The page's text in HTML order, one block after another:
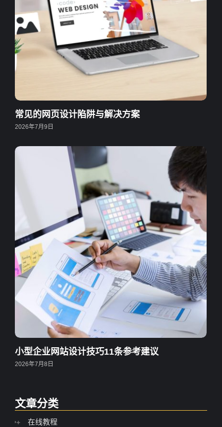
常见的网页设计陷阱与解决方案
2026年7月9日
小型企业网站设计技巧11条参考建议
2026年7月8日
文章分类
在线教程